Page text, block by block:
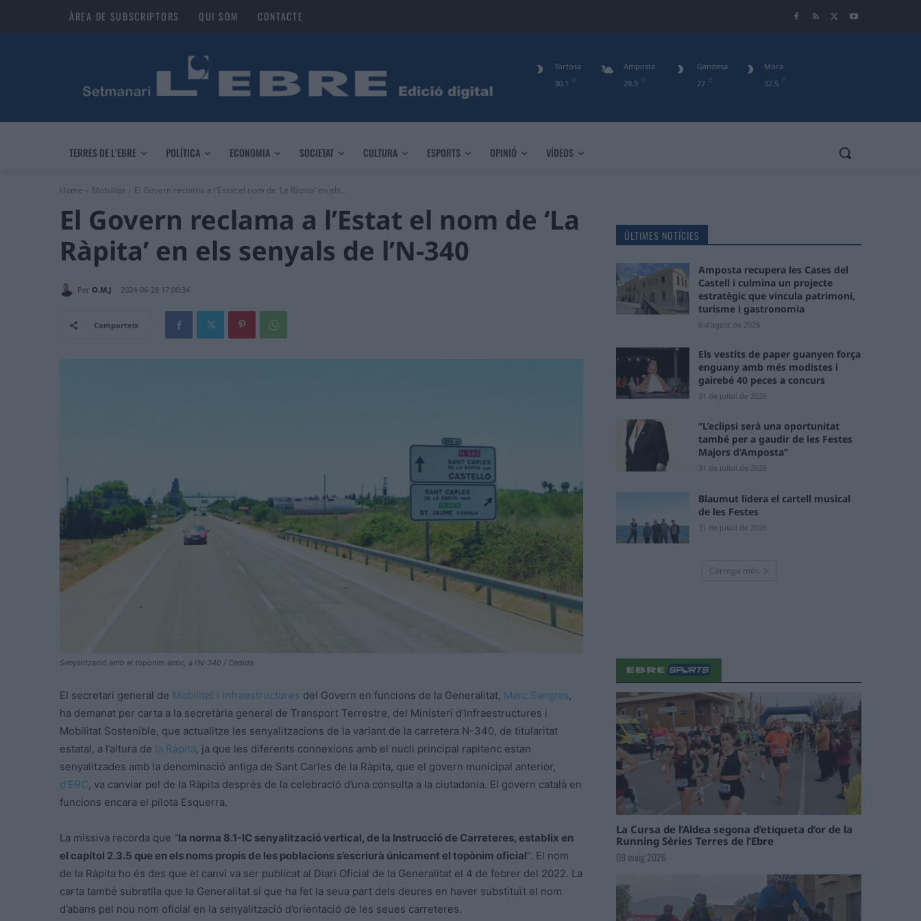
ÀREA DE SUBSCRIPTORS QUI SOM CONTACTE
30.1 C
Tortosa
28.9 C
Amposta
27 C
Gandesa
32.5 C
Mora
TERRES DE L’EBRE POLÍTICA ECONOMIA SOCIETAT CULTURA ESPORTS OPINIÓ VÍDEOS
Home Mobilitat El Govern reclama a l’Estat el nom de ‘La Ràpita’ en els...
El Govern reclama a l’Estat el nom de ‘La
Ràpita’ en els senyals de l’N-340
Per O.M.J 2024-06-28 17:00:34
Comparteix
Senyalització amb el topònim antic, a l’N-340 / Cedida
El secretari general de Mobilitat i Infraestructures del Govern en funcions de la Generalitat, Marc Sanglas,
ha demanat per carta a la secretària general de Transport Terrestre, del Ministeri d’Infraestructures i
Mobilitat Sostenible, que actualitze les senyalitzacions de la variant de la carretera N-340, de titularitat
estatal, a l’altura de la Ràpita, ja que les diferents connexions amb el nucli principal rapitenc estan
senyalitzades amb la denominació antiga de Sant Carles de la Ràpita, que el govern municipal anterior,
d’ERC, va canviar pel de la Ràpita després de la celebració d’una consulta a la ciutadania. El govern català en
funcions encara el pilota Esquerra.
La missiva recorda que “la norma 8.1-IC senyalització vertical, de la Instrucció de Carreteres, establix en
el capítol 2.3.5 que en els noms propis de les poblacions s’escriurà únicament el topònim oficial”. El nom
de la Ràpita ho és des que el canvi va ser publicat al Diari Oficial de la Generalitat el 4 de febrer del 2022. La
carta també subratlla que la Generalitat sí que ha fet la seua part dels deures en haver substituït el nom
d’abans pel nou nom oficial en la senyalització d’orientació de les seues carreteres.
ÚLTIMES NOTÍCIES
Amposta recupera les Cases del
Castell i culmina un projecte
estratègic que vincula patrimoni,
turisme i gastronomia
6 d'agost de 2026
Els vestits de paper guanyen força
enguany amb més modistes i
gairebé 40 peces a concurs
31 de juliol de 2026
“L’eclipsi serà una oportunitat
també per a gaudir de les Festes
Majors d’Amposta”
31 de juliol de 2026
Blaumut lidera el cartell musical
de les Festes
31 de juliol de 2026
Carrega més
La Cursa de l’Aldea segona d’etiqueta d’or de la
Running Sèries Terres de l’Ebre
09 maig 2026